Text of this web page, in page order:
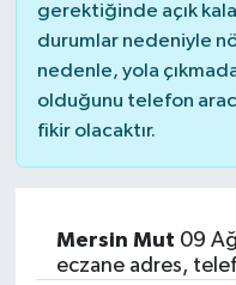
gerektiğinde açık
durumlar nedeniyle
nedenle, yola
olduğunu telefon
fikir olacaktır.
Mersin Mut 09
eczane adres,